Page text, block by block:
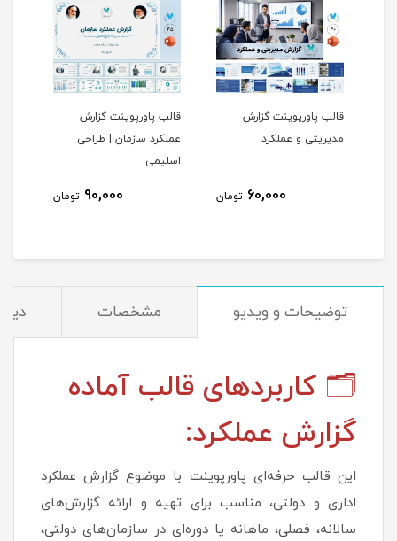
قالب پاورپوینت گزارش
مدیریتی و عملکرد
60,000 تومان
قالب پاورپوینت گزارش
عملکرد سازمان | طراحی
اسلیمی
90,000 تومان
توضیحات و ویدیو مشخصات
🗂 کاربردهای قالب آماده
گزارش عملکرد:
این قالب حرفه‌ای پاورپوینت با موضوع گزارش عملکرد
اداری و دولتی، مناسب برای تهیه و ارائه گزارش‌های
سالانه، فصلی، ماهانه یا دوره‌ای در سازمان‌های دولتی،